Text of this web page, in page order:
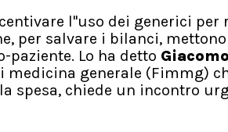
l''uso dei generici
per salvare i bilanci,
Lo ha detto
medicina generale (Fimmg)
spesa, chiede un incontro